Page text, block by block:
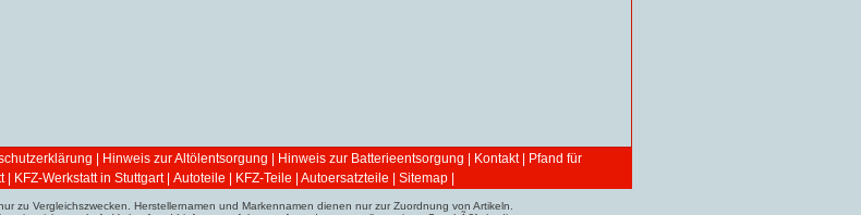
Hinweis zur Altölentsorgung Hinweis zur Batterieentsorgung Kontakt|
Pfand für
| KFZ-Werkstatt in Stuttgart| Autoteile | KFZ-Teile | Autoersatzteile Sitemap|
zu Vergleichszwecken. Herstellernamen und Markennamen dienen nur zur Zuordnung von Artikeln.